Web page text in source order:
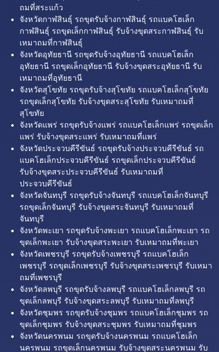
ถมที่สระแก้ว
จังหวัดกาฬสินธุ์ รถขุดรับจ้างกาฬสินธุ์ รถแบคโฮเล็ก
กาฬสินธุ์ รถขุดเล็กกาฬสินธุ์ รับจ้างขุดสระกาฬสินธุ์ รับ
เหมาถมที่กาฬสินธุ์
จังหวัดอุทัยธานี รถขุดรับจ้างอุทัยธานี รถแบคโฮเล็ก
อุทัยธานี รถขุดเล็กอุทัยธานี รับจ้างขุดสระอุทัยธานี รับ
เหมาถมที่อุทัยธานี
จังหวัดสุโขทัย รถขุดรับจ้างสุโขทัย รถแบคโฮเล็กสุโขทัย
รถขุดเล็กสุโขทัย รับจ้างขุดสระสุโขทัย รับเหมาถมที่
สุโขทัย
จังหวัดแพร่ รถขุดรับจ้างแพร่ รถแบคโฮเล็กแพร่ รถขุดเล็ก
แพร่ รับจ้างขุดสระแพร่ รับเหมาถมที่แพร่
จังหวัดประจวบคีรีขันธ์ รถขุดรับจ้างประจวบคีรีขันธ์ รถ
แบคโฮเล็กประจวบคีรีขันธ์ รถขุดเล็กประจวบคีรีขันธ์
รับจ้างขุดสระประจวบคีรีขันธ์ รับเหมาถมที่
ประจวบคีรีขันธ์
จังหวัดจันทบุรี รถขุดรับจ้างจันทบุรี รถแบคโฮเล็กจันทบุรี
รถขุดเล็กจันทบุรี รับจ้างขุดสระจันทบุรี รับเหมาถมที่
จันทบุรี
จังหวัดพะเยา รถขุดรับจ้างพะเยา รถแบคโฮเล็กพะเยา รถ
ขุดเล็กพะเยา รับจ้างขุดสระพะเยา รับเหมาถมที่พะเยา
จังหวัดเพชรบุรี รถขุดรับจ้างเพชรบุรี รถแบคโฮเล็ก
เพชรบุรี รถขุดเล็กเพชรบุรี รับจ้างขุดสระเพชรบุรี รับเหมา
ถมที่เพชรบุรี
จังหวัดลพบุรี รถขุดรับจ้างลพบุรี รถแบคโฮเล็กลพบุรี รถ
ขุดเล็กลพบุรี รับจ้างขุดสระลพบุรี รับเหมาถมที่ลพบุรี
จังหวัดชุมพร รถขุดรับจ้างชุมพร รถแบคโฮเล็กชุมพร รถ
ขุดเล็กชุมพร รับจ้างขุดสระชุมพร รับเหมาถมที่ชุมพร
จังหวัดนครพนม รถขุดรับจ้างนครพนม รถแบคโฮเล็ก
นครพนม รถขุดเล็กนครพนม รับจ้างขุดสระนครพนม รับ